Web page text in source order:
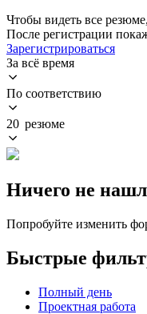
Чтобы видеть все
После регистрации
Зарегистрироваться
За всё время
По соответствию
20 резюме
Ничего не
Попробуйте изменить
Быстрые
Полный день
Проектная работа